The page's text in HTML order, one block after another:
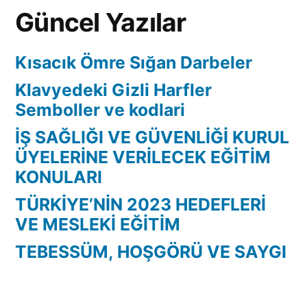
Güncel Yazılar
Kısacık Ömre Sığan Darbeler
Klavyedeki Gizli Harfler
Semboller ve kodlari
İŞ SAĞLIĞI VE GÜVENLİĞİ KURUL
ÜYELERİNE VERİLECEK EĞİTİM
KONULARI
TÜRKİYE’NİN 2023 HEDEFLERİ
VE MESLEKİ EĞİTİM
TEBESSÜM, HOŞGÖRÜ VE SAYGI